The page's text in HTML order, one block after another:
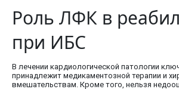
Роль ЛФК в
при ИБС
В лечении кардиологической патологии
принадлежит медикаментозной терапии и
вмешательствам. Кроме того, нельзя